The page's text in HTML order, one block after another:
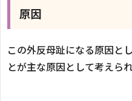
原因
この外反母趾になる原因と
とが主な原因として考えられ